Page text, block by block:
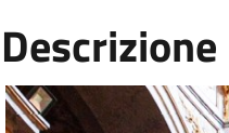
Descrizione